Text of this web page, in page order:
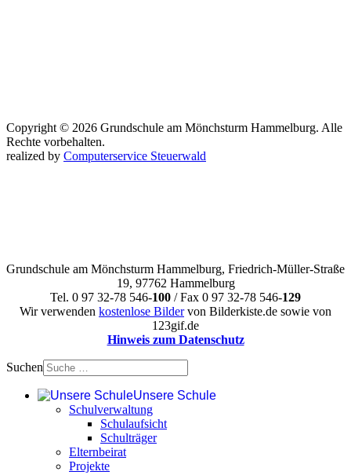
Copyright © 2026 Grundschule am Mönchsturm Hammelburg. Alle
Rechte vorbehalten.
realized by Computerservice Steuerwald
Grundschule am Mönchsturm Hammelburg, Friedrich-Müller-Straße
19, 97762 Hammelburg
Tel. 0 97 32-78 546-100 / Fax 0 97 32-78 546-129
Wir verwenden kostenlose Bildervon Bilderkiste.de sowie von
123gif.de
Hinweis zum Datenschutz
Suchen
Unsere Schule
Schulverwaltung
Schulaufsicht
Schulträger
Elternbeirat
Projekte